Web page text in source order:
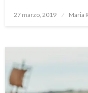
Publicado
27 marzo, 2019 Maria